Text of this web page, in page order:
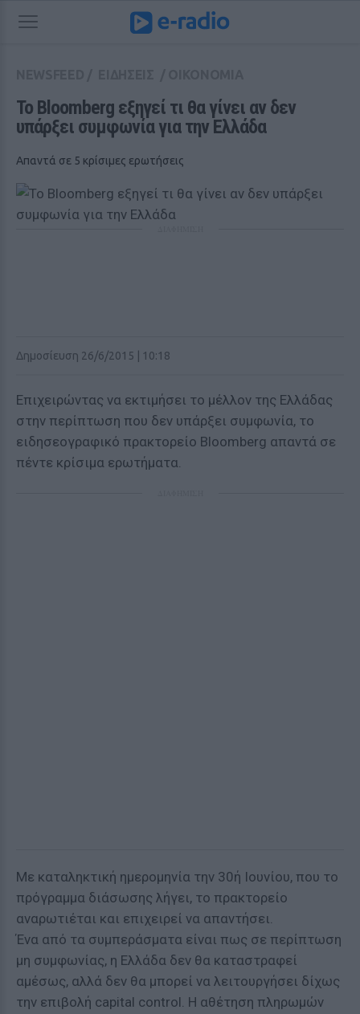
Το Bloomberg εξηγεί τι θα γίνει αν δεν
υπάρξει συμφωνία για την Ελλάδα
Απαντά σε 5 κρίσιμες ερωτήσεις
Δημοσίευση 26/6/2015 | 10:18
Επιχειρώντας να εκτιμήσει το μέλλον της Ελλάδας
στην περίπτωση που δεν υπάρξει συμφωνία, το
ειδησεογραφικό πρακτορείο Bloomberg απαντά σε
πέντε κρίσιμα ερωτήματα.
Με καταληκτική ημερομηνία την 30ή Ιουνίου, που το
πρόγραμμα διάσωσης λήγει, το πρακτορείο
αναρωτιέται και επιχειρεί να απαντήσει.
Ένα από τα συμπεράσματα είναι πως σε περίπτωση
μη συμφωνίας, η Ελλάδα δεν θα καταστραφεί
αμέσως, αλλά δεν θα μπορεί να λειτουργήσει δίχως
την επιβολή capital control. H αθέτηση πληρωμών